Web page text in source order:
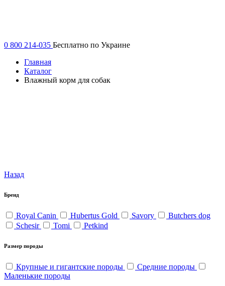
0 800 214-035 Бесплатно по Украине
Главная
Каталог
Влажный корм для собак
Назад
Бренд
Royal Canin Hubertus Gold Savory
Butchers dog
Schesir
Tomi Petkind
Размер породы
Крупные и гигантские породы
Средние породы
Маленькие породы